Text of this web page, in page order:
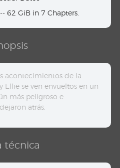
62 GiB in 7 Chapters.
acontecimientos de la
se ven envueltos en un
más peligroso e
atrás.
técnica